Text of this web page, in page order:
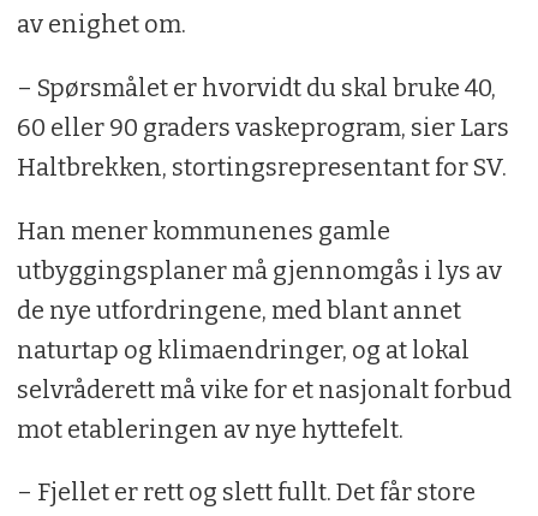
av enighet om.
– Spørsmålet er hvorvidt du skal bruke 40,
60 eller 90 graders vaskeprogram, sier Lars
Haltbrekken, stortingsrepresentant for SV.
Han mener kommunenes gamle
utbyggingsplaner må gjennomgås i lys av
de nye utfordringene, med blant annet
naturtap og klimaendringer, og at lokal
selvråderett må vike for et nasjonalt forbud
mot etableringen av nye hyttefelt.
– Fjellet er rett og slett fullt. Det får store